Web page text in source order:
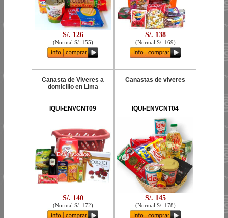
S/. 126
(Normal S/. 155)
S/. 138
(Normal S/. 169)
Canasta de Viveres a
domicilio en Lima
IQUI-ENVCNT09
S/. 140
(Normal S/. 172)
Canastas de viveres
IQUI-ENVCNT04
S/. 145
(Normal S/. 178)